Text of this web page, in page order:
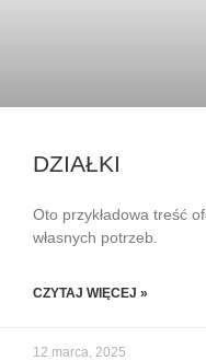
DZIAŁKI
Oto przykładowa treść
własnych potrzeb.
CZYTAJ WIĘCEJ »
12 marca, 2025